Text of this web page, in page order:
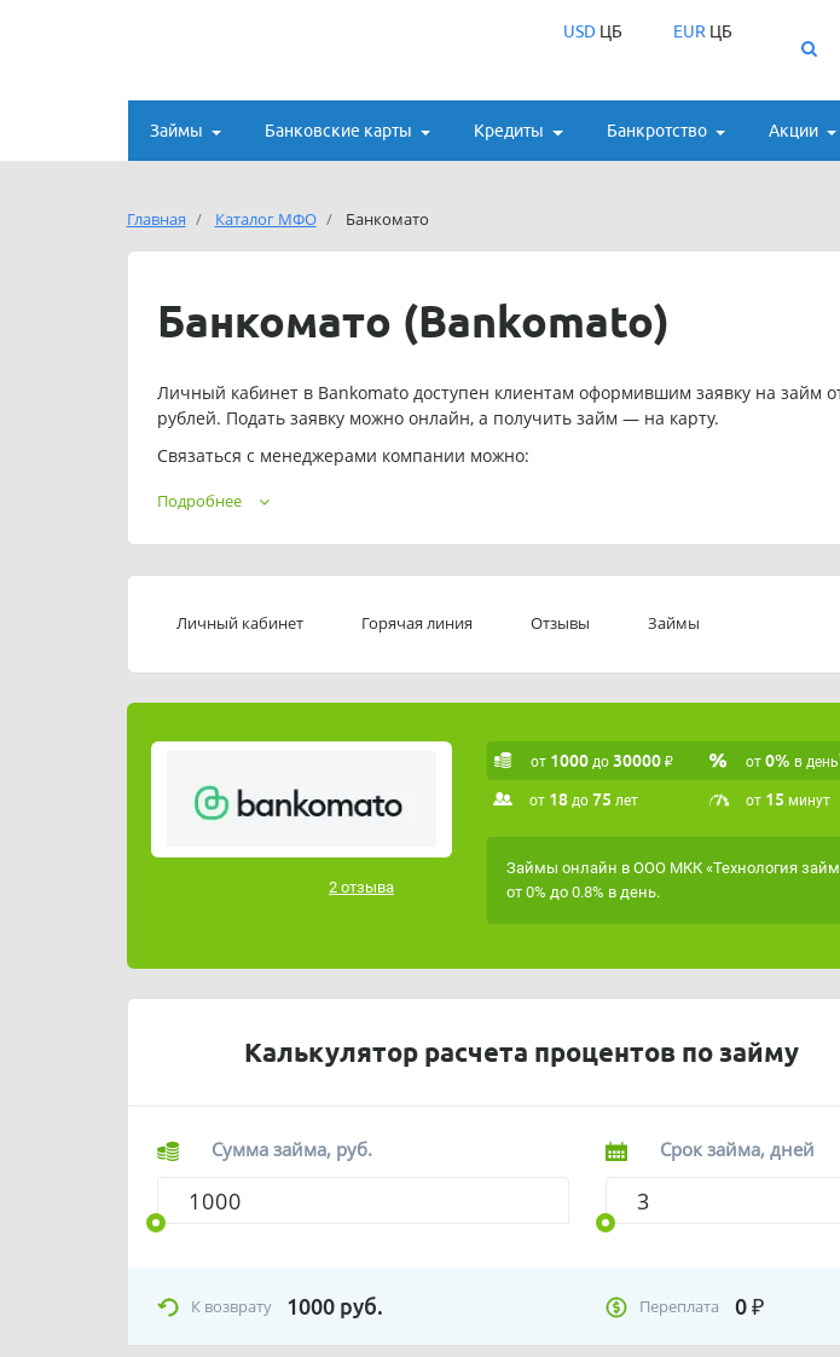
USDЦБ EUR ЦБ
Займы Банковские карты Кредиты Банкротство Акции
Главная Каталог МФО Банкомато
Банкомато (Bankomato)
Личный кабинет в Bankomato доступен клиентам оформившим заявку на займ
рублей. Подать заявку можно онлайн, а получить займ — на карту.
Связаться с менеджерами компании можно:
ежедневно с 9 до18 по номеру телефона:
Подробнее
Личный кабинет Горячая линия Отзывы Займы
2 отзыва
от 1000 до 30000 ₽ от 0% в день
от 18 до 75 лет от 15 минут
Займы онлайн в ООО МКК «Технология
от 0% до 0.8% в день.
Калькулятор расчета процентов по займу
Сумма займа, руб. Срок займа, дней
К возврату 1000 руб. Переплата 0₽